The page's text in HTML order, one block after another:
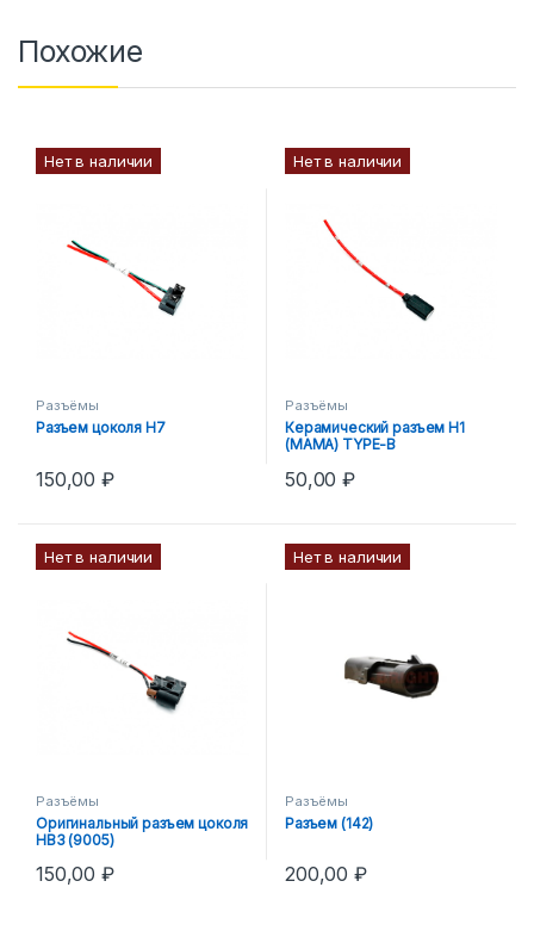
Похожие
Нет в наличии
Разъёмы
Разъем цоколя H7
150,00₽
Нет в наличии
Разъёмы
Керамический разъем Н1
(МАМА) TYPE-B
50,00₽
Нет в наличии
Разъёмы
Оригинальный разъем цоколя
НB3 (9005)
150,00₽
Нет в наличии
Разъёмы
Разъем (142)
200,00₽